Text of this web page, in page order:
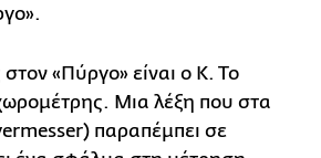
«Πύργο» είναι ο Κ. Το
Μια λέξη που στα
παραπέμπει σε